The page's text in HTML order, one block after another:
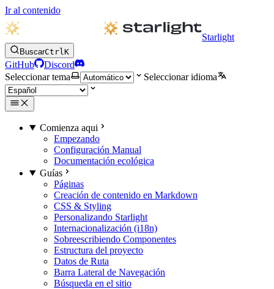
Ir al contenido
Starlight
BuscarCtrlK
GitHub
Discord
Seleccionar tema
Seleccionar idioma
Comienza aqui
Empezando
Configuración Manual
Documentación ecológica
Guías
Páginas
Creación de contenido en Markdown
CSS & Styling
Personalizando Starlight
Internacionalización (i18n)
Sobreescribiendo Componentes
Estructura del proyecto
Datos de Ruta
Barra Lateral de Navegación
Búsqueda en el sitio